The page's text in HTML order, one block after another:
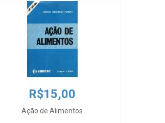
R$15,00
Ação de Alimentos